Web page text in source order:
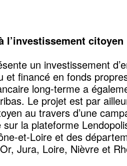
l’investissement citoyen
un investissement
et financé en fonds
long-terme a
Le projet est par
au travers d’une
la plateforme
et-Loire et des
Jura, Loire, Nièvre et